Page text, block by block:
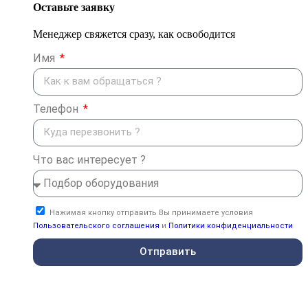
Оставьте заявку
Менеджер свяжется сразу, как освободится
Имя
Телефон
Что вас интересует ?
Нажимая кнопку отправить Вы принимаете условия
Пользовательского соглашения и Политики конфиденциальности
Отправить